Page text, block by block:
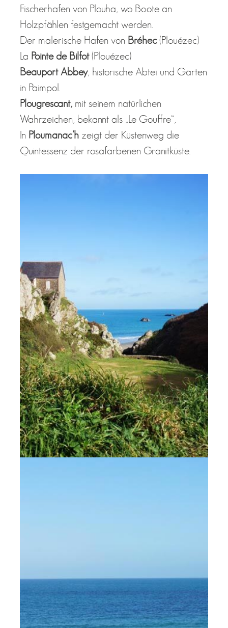
Fischerhafen von Plouha, wo Boote an
Holzpfählen festgemacht werden.
Der malerische Hafen von Bréhec(Plouézec)
La Pointe de Bilfot(Plouézec)
Beauport Abbey, historische Abtei und Gärten
in Paimpol.
Plougrescant, mit seinem natürlichen
Wahrzeichen, bekannt als „Le Gouffre“,
In Ploumanac’hzeigt der Küstenweg die
Quintessenz der rosafarbenen Granitküste.